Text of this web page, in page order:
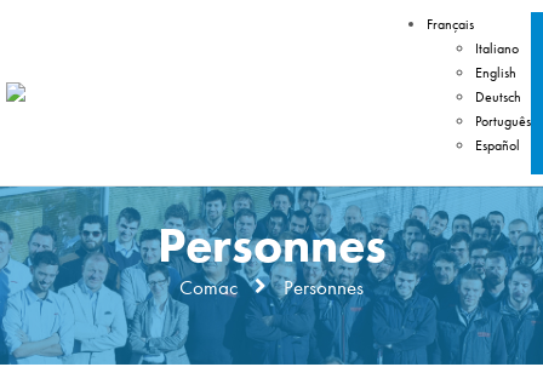
Français
Italiano
English
Deutsch
Português
Español
Personnes
Comac Personnes